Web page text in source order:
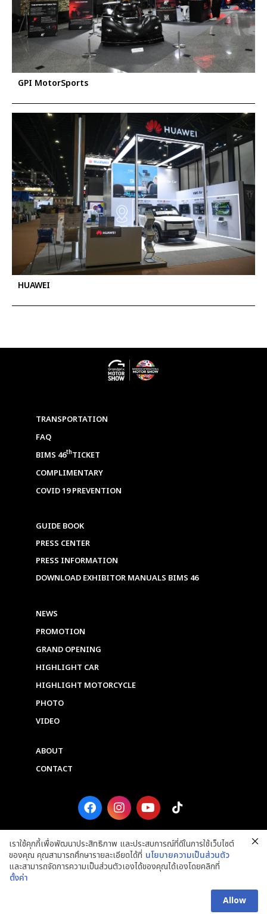
GPI MotorSports
HUAWEI
TRANSPORTATION
FAQ
BIMS 46thTICKET
COMPLIMENTARY
COVID 19 PREVENTION
GUIDE BOOK
PRESS CENTER
PRESS INFORMATION
DOWNLOAD EXHIBITOR MANUALS BIMS 46
NEWS
PROMOTION
GRAND OPENING
HIGHLIGHT CAR
HIGHLIGHT MOTORCYCLE
PHOTO
VIDEO
ABOUT
CONTACT
F
a
c
e
b
o
o
I
n
s
t
a
g
r
Y
o
u
t
u
b
e
T
i
k
t
o
k
เราใช้คุกกี้เพื่อพัฒนาประสิทธิภาพ และประสบการณ์ที่ดีในการใช้เว็บไซต์
ของคุณ คุณสามารถศึกษารายละเอียดได้ที่ นโยบายความเป็นส่วนตัว
และสามารถจัดการความเป็นส่วนตัวเองได้ของคุณได้เองโดยคลิกที่
ตั้งค่า
Allow